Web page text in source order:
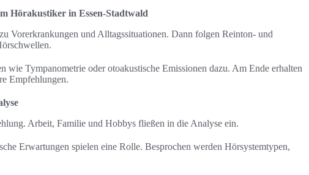
Hörakustiker in Essen-Stadtwald
Vorerkrankungen und Alltagssituationen. Dann folgen Reinton- und
wie Tympanometrie oder otoakustische Emissionen dazu. Am Ende erhalten
Empfehlungen.
Arbeit, Familie und Hobbys fließen in die Analyse ein.
Erwartungen spielen eine Rolle. Besprochen werden Hörsystemtypen,